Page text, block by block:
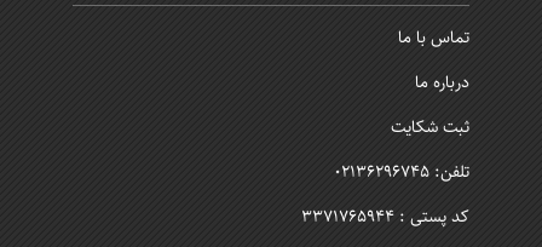
تماس با ما
درباره ما
ثبت شکایت
تلفن: 02136296745
کد پستی : 3371765944